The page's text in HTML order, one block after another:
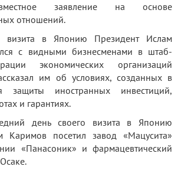
заявление на основе
отношений.
в Японию Президент Ислам
с видными бизнесменами в штаб-
экономических организаций
им об условиях, созданных в
защиты иностранных инвестиций,
и ​​гарантиях.
день своего визита в Японию
Каримов посетил завод «Мацусита»
«Панасоник» и фармацевтический